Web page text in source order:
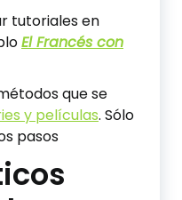
tutoriales en
El Francés con
que se
y películas. Sólo
pasos